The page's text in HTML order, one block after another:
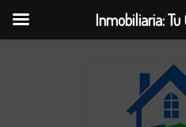
Inmobiliaria: Tu